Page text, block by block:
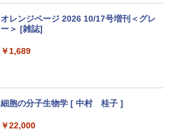
エントリーで最大10倍！充実機能ノート
第8世代Core i3/i5 Core i7 最大メモリ16
GB 新品SSD256GB 東芝 NEC有名メー
024可 Windows11 長期保証 中古PC
￥18,000
ンス】GMKtec G10 ミニPC【AMD Ryz
en 5 3500U DDR4 16GB 512GB/256GB/
1T SSD】4C/8T 3.7GHz 64GB 16T拡張
2 WiFi5 Bluetooth5.0 Nucbox みにpc
Ryzen 5 N95/N97/N100/4300U/N150よ
￥61,999
【3年保証】PS5対応 23.8型 液晶モニタ
ー フルHD IPS リフレッシュレート 100H
z VESA 対応 スピーカー HDMI VGA モニ
イ 23.8インチ パソコンモニター 新品 Fe
uVision FSID24BF0SI フュービジョン
￥10,980
オレンジページ 2026 10/17号増刊＜グレ
ー＞ [雑誌]
￥1,689
細胞の分子生物学 [ 中村 桂子 ]
￥22,000